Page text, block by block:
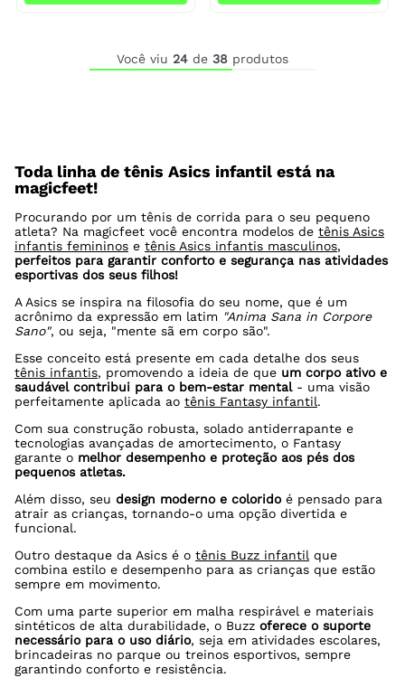
Você viu 24 de 38 produtos
Toda linha de tênis Asics infantil está na
magicfeet!
Procurando por um tênis de corrida para o seu pequeno
atleta? Na magicfeet você encontra modelos de tênis Asics
infantis femininos e tênis Asics infantis masculinos,
perfeitos para garantir conforto e segurança nas atividades
esportivas dos seus filhos!
A Asics se inspira na filosofia do seu nome, que é um
acrônimo da expressão em latim "Anima Sana in Corpore
Sano", ou seja, "mente sã em corpo são".
Esse conceito está presente em cada detalhe dos seus
tênis infantis, promovendo a ideia de que um corpo ativo e
saudável contribui para o bem-estar mental- uma visão
perfeitamente aplicada ao tênis Fantasy infantil.
Com sua construção robusta, solado antiderrapante e
tecnologias avançadas de amortecimento, o Fantasy
garante o melhor desempenho e proteção aos pés dos
pequenos atletas.
Além disso, seu design moderno e coloridoé pensado para
atrair as crianças, tornando-o uma opção divertida e
funcional.
Outro destaque da Asics é o tênis Buzz infantil que
combina estilo e desempenho para as crianças que estão
sempre em movimento.
Com uma parte superior em malha respirável e materiais
sintéticos de alta durabilidade, o Buzz oferece o suporte
necessário para o uso diário, seja em atividades escolares,
brincadeiras no parque ou treinos esportivos, sempre
garantindo conforto e resistência.